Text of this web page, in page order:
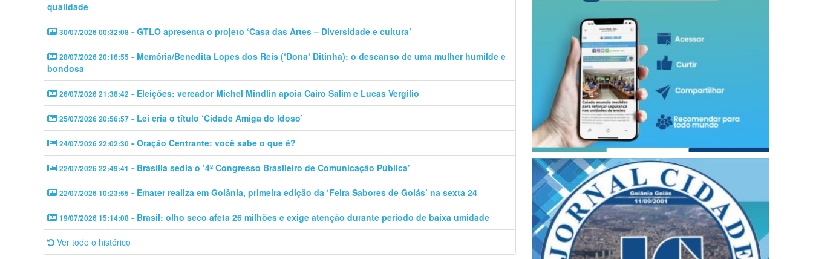
qualidade
30/07/2026 00:32:08 - GTLO apresenta o projeto ‘Casa das Artes – Diversidade e cultura’
28/07/2026 20:16:55 - Memória/Benedita Lopes dos Reis (‘Dona‘ Ditinha): o descanso de uma mulher humilde e
bondosa
26/07/2026 21:38:42 - Eleições: vereador Michel Mindlin apoia Cairo Salim e Lucas Vergilio
25/07/2026 20:56:57 - Lei cria o título ‘Cidade Amiga do Idoso’
24/07/2026 22:02:30 - Oração Centrante: você sabe o que é?
22/07/2026 22:49:41 - Brasília sedia o ‘4º Congresso Brasileiro de Comunicação Pública’
22/07/2026 10:23:55 - Emater realiza em Goiânia, primeira edição da ‘Feira Sabores de Goiás’ na sexta 24
19/07/2026 15:14:08 - Brasil: olho seco afeta 26 milhões e exige atenção durante período de baixa umidade
Ver todo o histórico